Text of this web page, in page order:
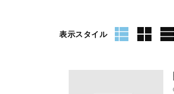
表示スタイル